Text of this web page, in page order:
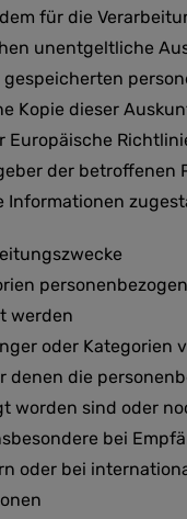
für die
unentgeltliche
gespeicherten
Kopie dieser
Europäische
der betroffenen
Informationen
werden
oder Kategorien
denen die
worden sind oder
bei
oder bei